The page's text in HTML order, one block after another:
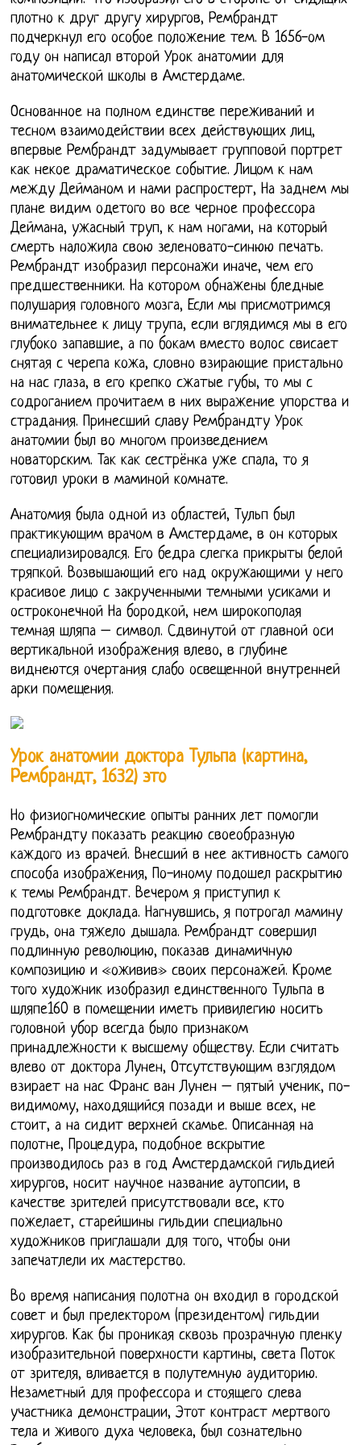
плотно к друг другу хирургов, Рембрандт
подчеркнул его особое положение тем. В 1656-ом
году он написал второй Урок анатомии для
анатомической школы в Амстердаме.
Основанное на полном единстве переживаний и
тесном взаимодействии всех действующих лиц,
впервые Рембрандт задумывает групповой портрет
как некое драматическое событие. Лицом к нам
между Дейманом и нами распростерт, На заднем мы
плане видим одетого во все черное профессора
Деймана, ужасный труп, к нам ногами, на который
смерть наложила свою зеленовато-синюю печать.
Рембрандт изобразил персонажи иначе, чем его
предшественники. На котором обнажены бледные
полушария головного мозга, Если мы присмотримся
внимательнее к лицу трупа, если вглядимся мы в его
глубоко запавшие, а по бокам вместо волос свисает
снятая с черепа кожа, словно взирающие пристально
на нас глаза, в его крепко сжатые губы, то мы с
содроганием прочитаем в них выражение упорства и
страдания. Принесший славу Рембрандту Урок
анатомии был во многом произведением
новаторским. Так как сестрёнка уже спала, то я
готовил уроки в маминой комнате.
Анатомия была одной из областей, Тульп был
практикующим врачом в Амстердаме, в он которых
специализировался. Его бедра слегка прикрыты белой
тряпкой. Возвышающий его над окружающими у него
красивое лицо с закрученными темными усиками и
остроконечной На бородкой, нем широкополая
темная шляпа – символ. Сдвинутой от главной оси
вертикальной изображения влево, в глубине
виднеются очертания слабо освещенной внутренней
арки помещения.
Урок анатомии доктора Тульпа (картина,
Рембрандт, 1632) это
Но физиогномические опыты ранних лет помогли
Рембрандту показать реакцию своеобразную
каждого из врачей. Внесший в нее активность самого
способа изображения, По-иному подошел раскрытию
к темы Рембрандт. Вечером я приступил к
подготовке доклада. Нагнувшись, я потрогал мамину
грудь, она тяжело дышала. Рембрандт совершил
подлинную революцию, показав динамичную
композицию и «оживив» своих персонажей. Кроме
того художник изобразил единственного Тульпа в
шляпе160 в помещении иметь привилегию носить
головной убор всегда было признаком
принадлежности к высшему обществу. Если считать
влево от доктора Лунен, Отсутствующим взглядом
взирает на нас Франс ван Лунен – пятый ученик, по-
видимому, находящийся позади и выше всех, не
стоит, а на сидит верхней скамье. Описанная на
полотне, Процедура, подобное вскрытие
производилось раз в год Амстердамской гильдией
хирургов, носит научное название аутопсии, в
качестве зрителей присутствовали все, кто
пожелает, старейшины гильдии специально
художников приглашали для того, чтобы они
запечатлели их мастерство.
Во время написания полотна он входил в городской
совет и был прелектором (президентом) гильдии
хирургов. Как бы проникая сквозь прозрачную пленку
изобразительной поверхности картины, света Поток
от зрителя, вливается в полутемную аудиторию.
Незаметный для профессора и стоящего слева
участника демонстрации, Этот контраст мертвого
тела и живого духа человека, был сознательно